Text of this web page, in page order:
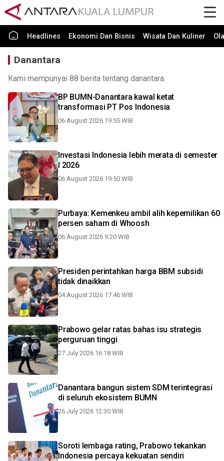
Headlines Ekonomi Dan Bisnis Wisata Dan Kuliner
Danantara
Kami mempunyai 88 berita tentang danantara.
BP BUMN-Danantara kawal ketat
transformasi PT Pos Indonesia
06 August 2026 19:55 WIB
Investasi Indonesia lebih merata di semester
I 2026
06 August 2026 19:50 WIB
Purbaya: Kemenkeu ambil alih kepemilikan 60
persen saham di Whoosh
06 August 2026 9:20 WIB
Presiden perintahkan harga BBM subsidi
tidak dinaikkan
04 August 2026 17:46 WIB
Prabowo gelar ratas bahas isu strategis
perguruan tinggi
27 July 2026 16:18 WIB
Danantara bangun sistem SDM terintegrasi
di seluruh ekosistem BUMN
26 July 2026 12:30 WIB
Soroti lembaga rating, Prabowo tekankan
Indonesia percaya kekuatan sendiri